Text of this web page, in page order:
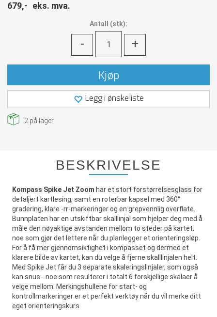
679,- eks. mva.
Antall (stk):
- +
Kjøp
Legg i ønskeliste
2 på lager
BESKRIVELSE
Kompass Spike Jet Zoom har et stort forstørrelsesglass for
detaljert kartlesing, samt en roterbar kapsel med 360°
gradering, klare -rr-markeringer og en grepvennlig overflate.
Bunnplaten har en utskiftbar skalllinjal som hjelper deg med å
måle den nøyaktige avstanden mellom to steder på kartet,
noe som gjør det lettere når du planlegger et orienteringsløp.
For å få mer gjennomsiktighet i kompasset og dermed et
klarere bilde av kartet, kan du velge å fjerne skalllinjalen helt.
Med Spike Jet får du 3 separate skaleringslinjaler, som også
kan snus - noe som resulterer i totalt 6 forskjellige skalaer å
velge mellom. Merkingshullene for start- og
kontrollmarkeringer er et perfekt verktøy når du vil merke ditt
eget orienteringskurs.